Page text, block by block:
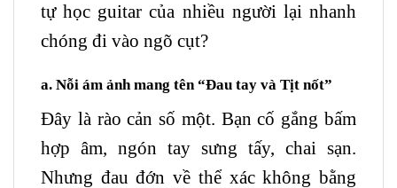
tự học guitar của nhiều người lại nhanh
chóng đi vào ngõ cụt?
a. Nỗi ám ảnh mang tên “Đau tay và Tịt nốt”
Đây là rào cản số một. Bạn cố gắng bấm
hợp âm, ngón tay sưng tấy, chai sạn.
Nhưng đau đớn về thể xác không bằng